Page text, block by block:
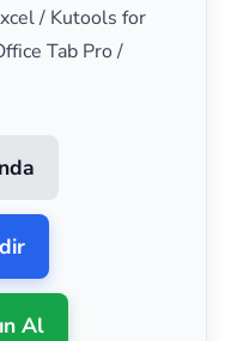
/ Kutools for
Tab Pro /
Al